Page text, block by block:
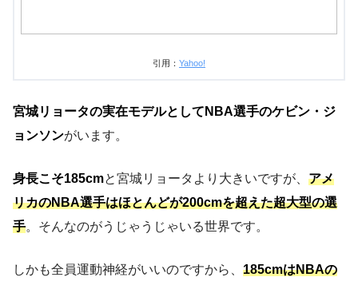
引用： Yahoo!
宮城リョータの実在モデルとしてNBA選手のケビン・ジ
ョンソンがいます。
身長こそ185cmと宮城リョータより大きいですが、 アメ
リカのNBA選手はほとんどが200cmを超えた超大型の選
手。そんなのがうじゃうじゃいる世界です。
しかも全員運動神経がいいのですから、 185cmはNBAの